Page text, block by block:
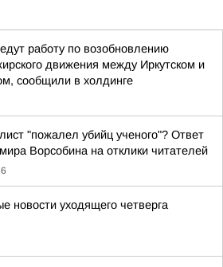
работу по возобновлению
движения между Иркутском и
сообщили в холдинге
"пожалел убийц ученого"? Ответ
Ворсобина на отклики читателей
новости уходящего четверга